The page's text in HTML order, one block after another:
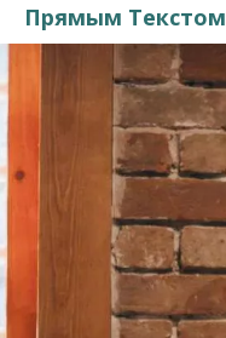
Прямым Текстом